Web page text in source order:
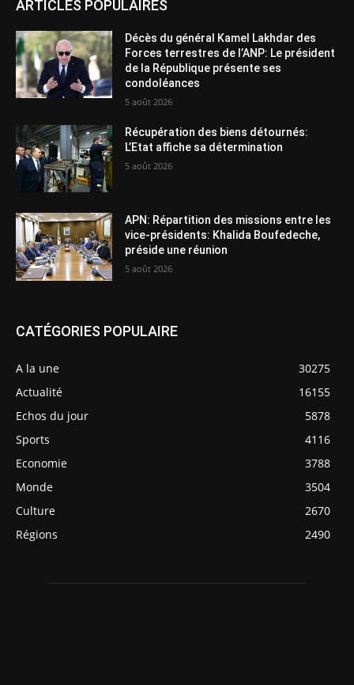
ARTICLES POPULAIRES
Décès du général Kamel Lakhdar des
Forces terrestres de l’ANP: Le président
de la République présente ses
condoléances
5 août 2026
Récupération des biens détournés:
L’Etat affiche sa détermination
5 août 2026
APN: Répartition des missions entre les
vice-présidents: Khalida Boufedeche,
préside une réunion
5 août 2026
CATÉGORIES POPULAIRE
A la une
30275
Actualité
16155
Echos du jour
5878
Sports
4116
Economie
3788
Monde
3504
Culture
2670
Régions
2490